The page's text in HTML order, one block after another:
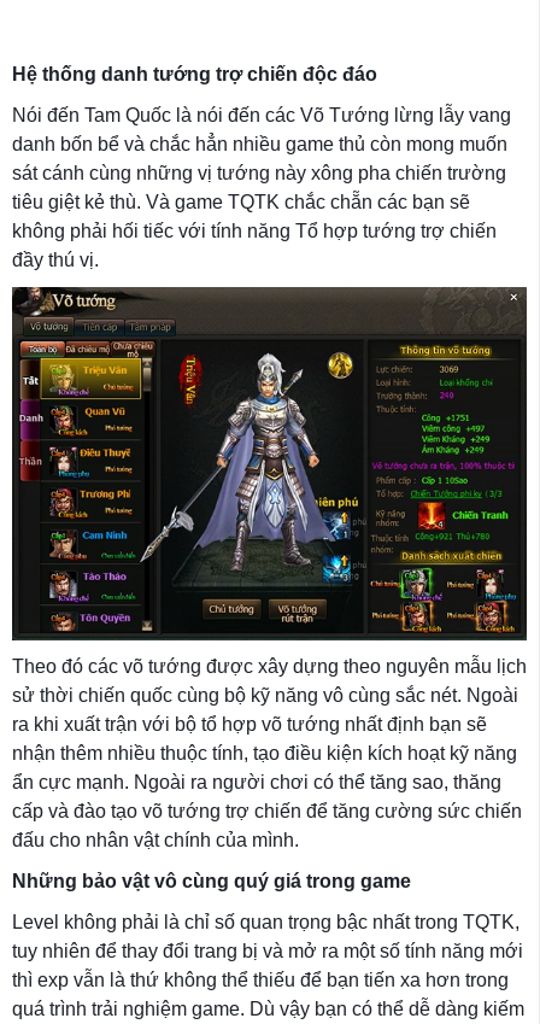
Hệ thống danh tướng trợ chiến độc đáo
Nói đến Tam Quốc là nói đến các Võ Tướng lừng lẫy vang
danh bốn bể và chắc hẳn nhiều game thủ còn mong muốn
sát cánh cùng những vị tướng này xông pha chiến trường
tiêu giệt kẻ thù. Và game TQTK chắc chẵn các bạn sẽ
không phải hối tiếc với tính năng Tổ hợp tướng trợ chiến
đầy thú vị.
Theo đó các võ tướng được xây dựng theo nguyên mẫu lịch
sử thời chiến quốc cùng bộ kỹ năng vô cùng sắc nét. Ngoài
ra khi xuất trận với bộ tổ hợp võ tướng nhất định bạn sẽ
nhận thêm nhiều thuộc tính, tạo điều kiện kích hoạt kỹ năng
ẩn cực mạnh. Ngoài ra người chơi có thể tăng sao, thăng
cấp và đào tạo võ tướng trợ chiến để tăng cường sức chiến
đấu cho nhân vật chính của mình.
Những bảo vật vô cùng quý giá trong game
Level không phải là chỉ số quan trọng bậc nhất trong TQTK,
tuy nhiên để thay đổi trang bị và mở ra một số tính năng mới
thì exp vẫn là thứ không thể thiếu để bạn tiến xa hơn trong
quá trình trải nghiệm game. Dù vậy bạn có thể dễ dàng kiếm